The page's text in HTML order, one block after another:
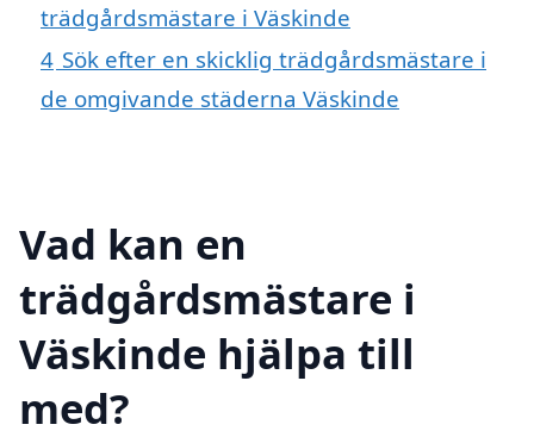
trädgårdsmästare i Väskinde
4 Sök efter en skicklig trädgårdsmästare i
de omgivande städerna Väskinde
Vad kan en
trädgårdsmästare i
Väskinde hjälpa till
med?